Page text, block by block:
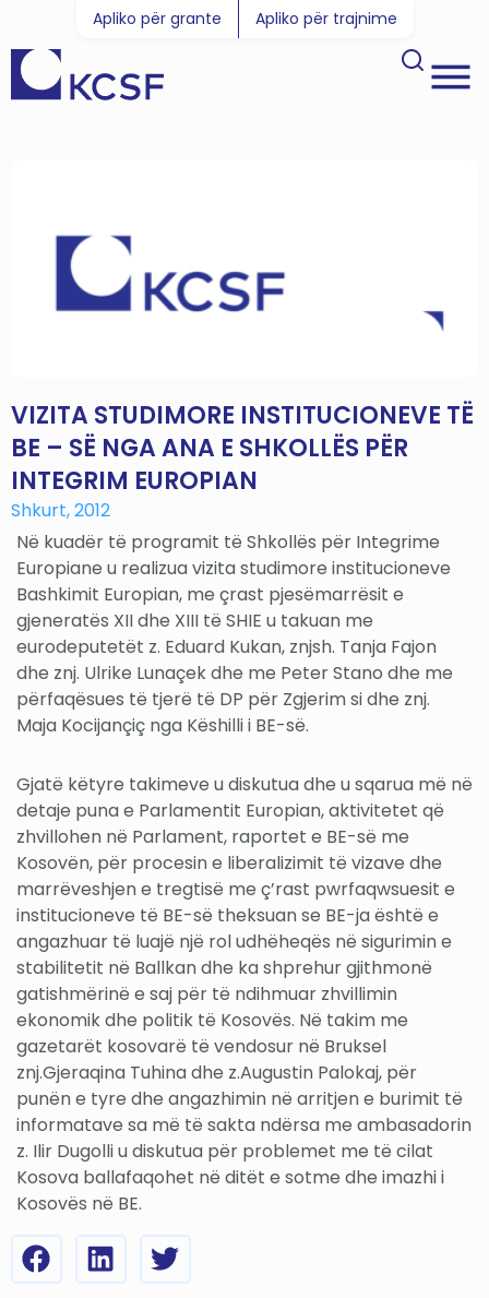
Apliko për grante Apliko për trajnime
VIZITA STUDIMORE INSTITUCIONEVE TË
BE – SË NGA ANA E SHKOLLËS PËR
INTEGRIM EUROPIAN
Shkurt, 2012
Në kuadër të programit të Shkollës për Integrime
Europiane u realizua vizita studimore institucioneve
Bashkimit Europian, me çrast pjesëmarrësit e
gjeneratës XII dhe XIII të SHIE u takuan me
eurodeputetët z. Eduard Kukan, znjsh. Tanja Fajon
dhe znj. Ulrike Lunaçek dhe me Peter Stano dhe me
përfaqësues të tjerë të DP për Zgjerim si dhe znj.
Maja Kocijançiç nga Këshilli i BE-së.
Gjatë këtyre takimeve u diskutua dhe u sqarua më në
detaje puna e Parlamentit Europian, aktivitetet që
zhvillohen në Parlament, raportet e BE-së me
Kosovën, për procesin e liberalizimit të vizave dhe
marrëveshjen e tregtisë me ç’rast pwrfaqwsuesit e
institucioneve të BE-së theksuan se BE-ja është e
angazhuar të luajë një rol udhëheqës në sigurimin e
stabilitetit në Ballkan dhe ka shprehur gjithmonë
gatishmërinë e saj për të ndihmuar zhvillimin
ekonomik dhe politik të Kosovës. Në takim me
gazetarët kosovarë të vendosur në Bruksel
znj.Gjeraqina Tuhina dhe z.Augustin Palokaj, për
punën e tyre dhe angazhimin në arritjen e burimit të
informatave sa më të sakta ndërsa me ambasadorin
z. Ilir Dugolli u diskutua për problemet me të cilat
Kosova ballafaqohet në ditët e sotme dhe imazhi i
Kosovës në BE.